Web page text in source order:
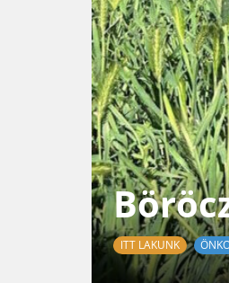
ITT LAKUNK